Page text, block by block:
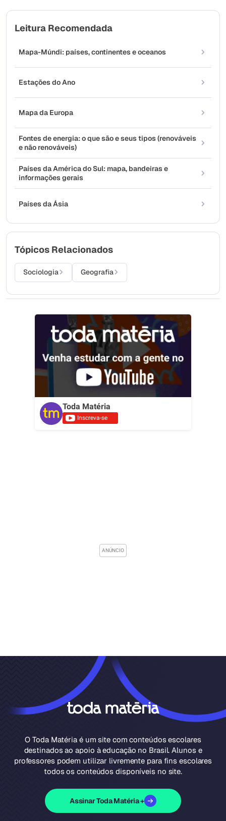
Leitura Recomendada
Mapa-Múndi: países, continentes e oceanos
Estações do Ano
Mapa da Europa
Fontes de energia: o que são e seus tipos (renováveis
e não renováveis)
Países da América do Sul: mapa, bandeiras e
informações gerais
Países da Ásia
Tópicos Relacionados
Sociologia Geografia
Toda Matéria
Inscreva-se
O Toda Matéria é um site com conteúdos escolares
destinados ao apoio à educação no Brasil. Alunos e
professores podem utilizar livremente para fins escolares
todos os conteúdos disponíveis no site.
Assinar Toda Matéria +